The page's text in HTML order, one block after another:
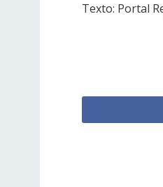
Texto: Portal